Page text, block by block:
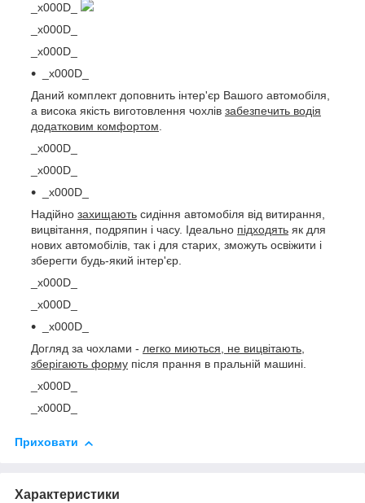
_x000D_
_x000D_
_x000D_
_x000D_
Даний комплект доповнить інтер'єр Вашого автомобіля,
а висока якість виготовлення чохлів забезпечить водія
додатковим комфортом
_x000D_
_x000D_
_x000D_
Надійно захищають сидіння автомобіля від витирання,
вицвітання, подряпин і часу. Ідеально підходять як для
нових автомобілів, так і для старих, зможуть освіжити і
зберегти будь-який інтер'єр.
_x000D_
_x000D_
_x000D_
Догляд за чохлами - легко миються, не вицвітають,
зберігають форму після прання в пральній машині.
_x000D_
_x000D_
Приховати
Характеристики